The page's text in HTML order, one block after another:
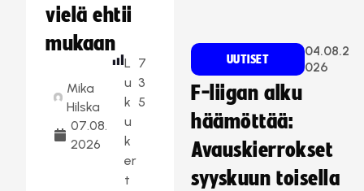
vielä ehtii
mukaan
Mika
Hilska
07.08.
2026
L
u
k
u
k
er
t
7
3
5
UUTISET
04.08.2
026
F-liigan alku
häämöttää:
Avauskierrokset
syyskuun toisella